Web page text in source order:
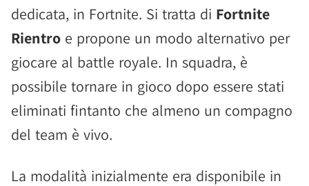
dedicata, in Fortnite. Si tratta di Fortnite
Rientro e propone un modo alternativo per
giocare al battle royale. In squadra, è
possibile tornare in gioco dopo essere stati
eliminati fintanto che almeno un compagno
del team è vivo.
La modalità inizialmente era disponibile in